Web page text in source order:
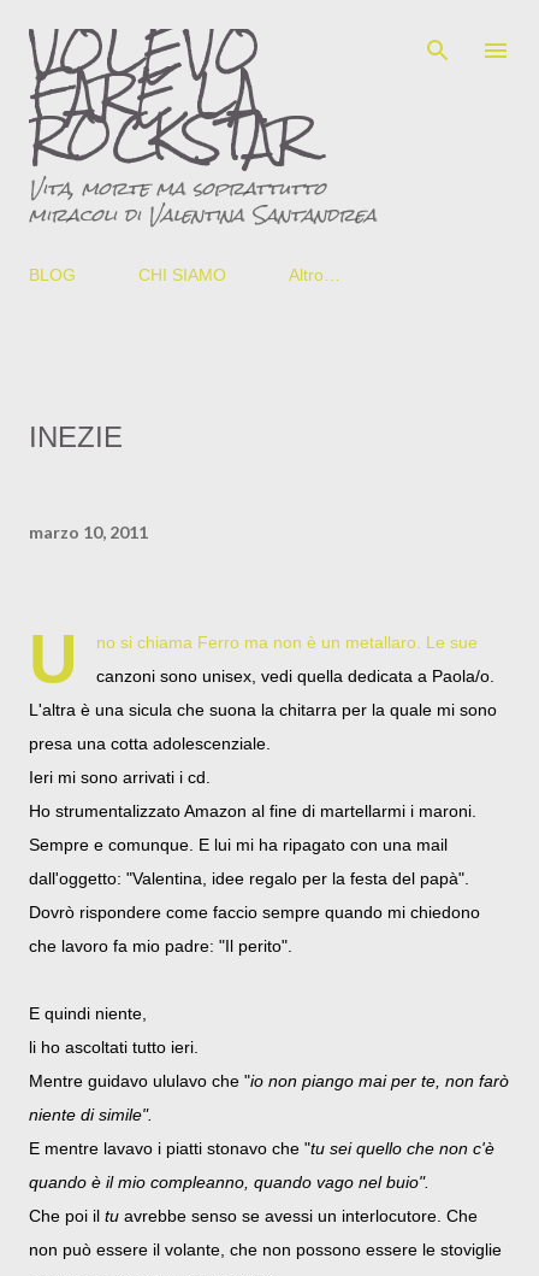
Passa ai contenuti principali
VOLEVO
FARE LA
ROCKSTAR
Vita, morte ma soprattutto
miracoli di Valentina Santandrea
BLOG CHI SIAMO Altro…
INEZIE
marzo 10, 2011
U
no si chiama Ferro ma non è un metallaro. Le sue
canzoni sono unisex, vedi quella dedicata a Paola/o.
L'altra è una sicula che suona la chitarra per la quale mi sono
presa una cotta adolescenziale.
Ieri mi sono arrivati i cd.
Ho strumentalizzato Amazon al fine di martellarmi i maroni.
Sempre e comunque. E lui mi ha ripagato con una mail
dall'oggetto: "Valentina, idee regalo per la festa del papà".
Dovrò rispondere come faccio sempre quando mi chiedono
che lavoro fa mio padre: "Il perito".
E quindi niente,
li ho ascoltati tutto ieri.
Mentre guidavo ululavo che "io non piango mai per te, non farò
niente di simile".
E mentre lavavo i piatti stonavo che "tu sei quello che non c'è
quando è il mio compleanno, quando vago nel buio".
Che poi il tu avrebbe senso se avessi un interlocutore. Che
non può essere il volante, che non possono essere le stoviglie